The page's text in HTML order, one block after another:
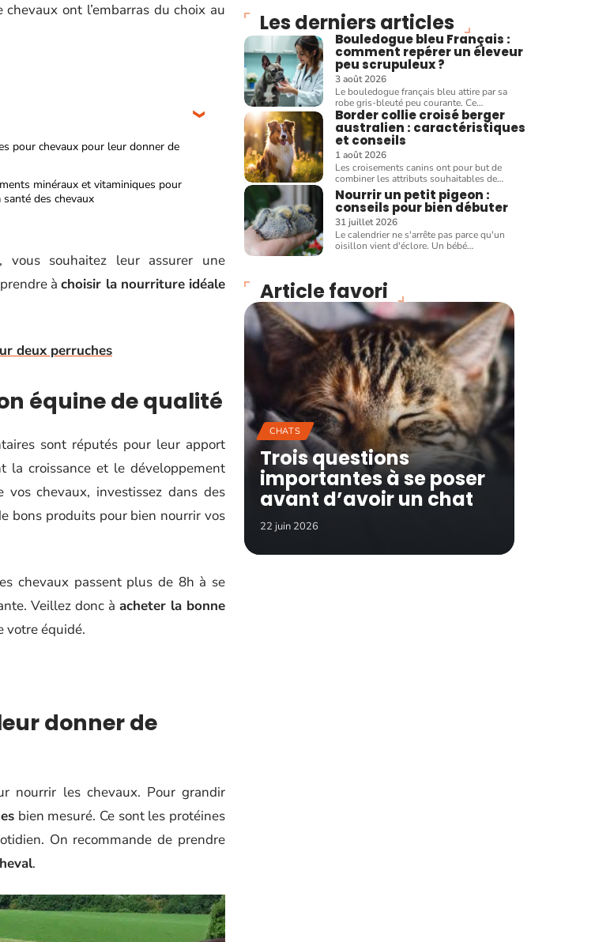
ont l’embarras du choix au
pour chevaux pour leur donner de
minéraux et vitaminiques pour
santé des chevaux
, vous souhaitez leur assurer une
àchoisir la nourriture idéale
deux perruches
équine de qualité
sont réputés pour leur apport
la croissance et le développement
chevaux, investissez dans des
bons produits pour bien nourrir vos
chevaux passent plus de 8h à se
Veillez donc à acheter la bonne
votre équidé.
donner de
nourrir les chevaux. Pour grandir
bien mesuré. Ce sont les protéines
On recommande de prendre
.
Les derniers articles
Bouledogue bleu Français :
comment repérer un éleveur
peu scrupuleux ?
3 août 2026
Le bouledogue français bleu attire par sa
robe gris-bleuté peu courante. Ce…
Border collie croisé berger
australien : caractéristiques
et conseils
1 août 2026
Les croisements canins ont pour but de
combiner les attributs souhaitables de…
Nourrir un petit pigeon :
conseils pour bien débuter
31 juillet 2026
Le calendrier ne s'arrête pas parce qu'un
oisillon vient d'éclore. Un bébé…
Article favori
CHATS
Trois questions
importantes à se poser
avant d’avoir un chat
22 juin 2026